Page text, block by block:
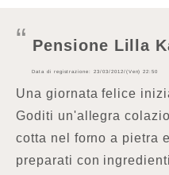
Pensione Lilla
Data di registrazione: 23/03/2012/(Ven) 22:50
Una giornata felice
Goditi un'allegra
cotta nel forno a pietra
preparati con